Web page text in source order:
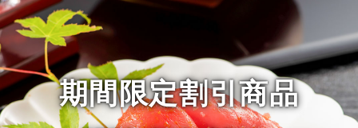
期間限定割引商品